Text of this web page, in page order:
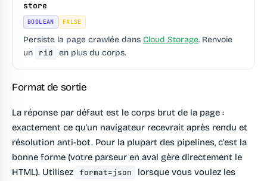
store
BOOLEAN FALSE
Persiste la page crawlée dans Cloud Storage. Renvoie
un
rid en plus du corps.
Format de sortie
La réponse par défaut est le corps brut de la page :
exactement ce qu'un navigateur recevrait après rendu et
résolution anti-bot. Pour la plupart des pipelines, c'est la
bonne forme (votre parseur en aval gère directement le
HTML). Utilisez format=json
lorsque vous voulez les